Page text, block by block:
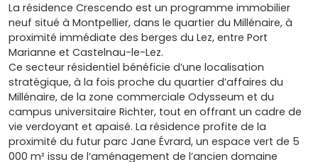
La résidence Crescendo est un programme immobilier
neuf situé à Montpellier, dans le quartier du Millénaire, à
proximité immédiate des berges du Lez, entre Port
Marianne et Castelnau-le-Lez.
Ce secteur résidentiel bénéficie d’une localisation
stratégique, à la fois proche du quartier d’affaires du
Millénaire, de la zone commerciale Odysseum et du
campus universitaire Richter, tout en offrant un cadre de
vie verdoyant et apaisé. La résidence profite de la
proximité du futur parc Jane Évrard, un espace vert de 5
000 m² issu de l’aménagement de l’ancien domaine